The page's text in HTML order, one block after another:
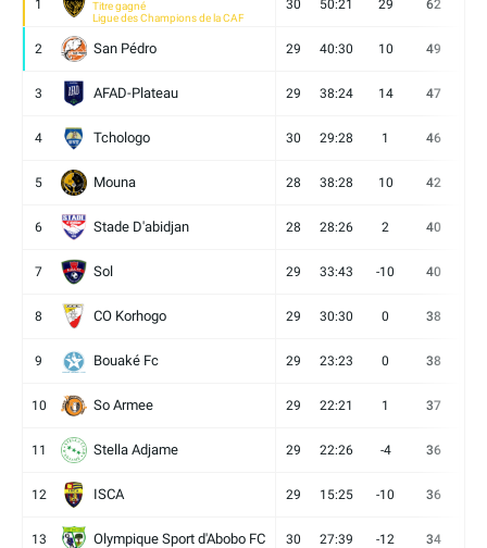
1
Titre gagné
Ligue des Champions de la CAF
30 50:21 29 62
2 San Pédro 29 40:30 10 49
3 AFAD-Plateau 29 38:24 14 47
4 Tchologo 30 29:28 1 46
5 Mouna 28 38:28 10 42
6 Stade D'abidjan 28 28:26 2 40
7 Sol 29 33:43 -10 40
8 CO Korhogo 29 30:30 0 38
9 Bouaké Fc 29 23:23 0 38
10 So Armee 29 22:21 1 37
11 Stella Adjame 29 22:26 -4 36
12 ISCA 29 15:25 -10 36
13 Olympique Sport d'Abobo FC 30 27:39 -12 34